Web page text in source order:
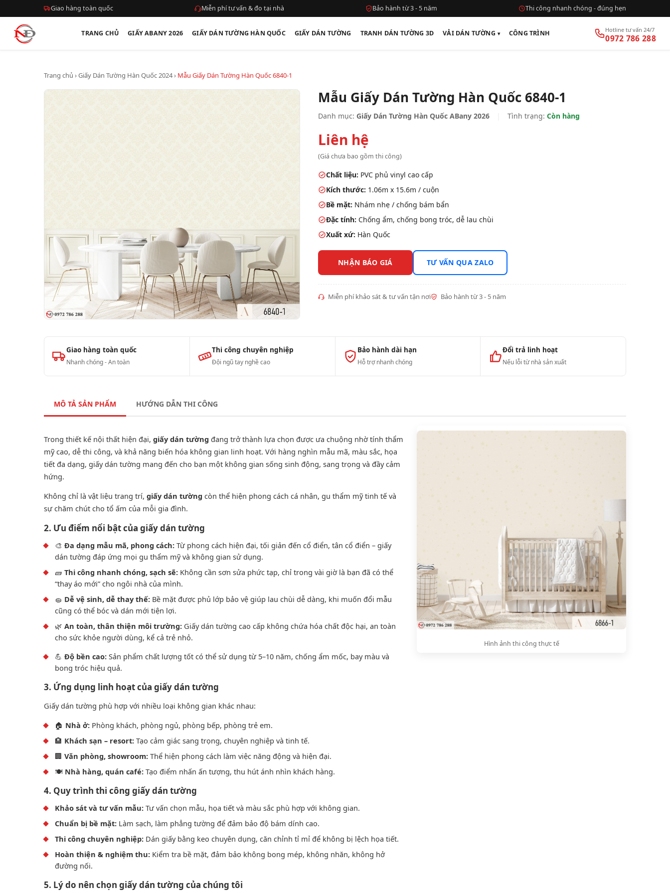
Giao hàng toàn quốc Miễn phí tư vấn & đo tại nhà Bảo hành từ 3 - 5 năm Thi công nhanh chóng - đúng hẹn
TRANG CHỦ GIẤY ABANY 2026 GIẤY DÁN TƯỜNG HÀN QUỐC GIẤY DÁN TƯỜNG TRANH DÁN TƯỜNG 3D VẢI DÁN TƯỜNG CÔNG TRÌNH Hotline tư vấn 24/7
0972 786 288
Trang chủ ›Giấy Dán Tường Hàn Quốc 2024› Mẫu Giấy Dán Tường Hàn Quốc 6840-1
Mẫu Giấy Dán Tường Hàn Quốc 6840-1
Danh mục: Giấy Dán Tường Hàn Quốc ABany 2026 Tình trạng: Còn hàng
Liên hệ
(Giá chưa bao gồm thi công)
Chất liệu: PVC phủ vinyl cao cấp
Kích thước: 1.06m x 15.6m / cuộn
Bề mặt: Nhám nhẹ / chống bám bẩn
Đặc tính: Chống ẩm, chống bong tróc, dễ lau chùi
Xuất xứ: Hàn Quốc
NHẬN BÁO GIÁ TƯ VẤN QUA ZALO
Miễn phí khảo sát & tư vấn tận nơi Bảo hành từ 3 - 5 năm
Giao hàng toàn quốc
Nhanh chóng - An toàn
Thi công chuyên nghiệp
Đội ngũ tay nghề cao
Bảo hành dài hạn
Hỗ trợ nhanh chóng
Đổi trả linh hoạt
Nếu lỗi từ nhà sản xuất
MÔ TẢ SẢN PHẨM HƯỚNG DẪN THI CÔNG
Trong thiết kế nội thất hiện đại, giấy dán tường đang trở thành lựa chọn được ưa chuộng nhờ tính thẩm
mỹ cao, dễ thi công, và khả năng biến hóa không gian linh hoạt. Với hàng nghìn mẫu mã, màu sắc, họa
tiết đa dạng, giấy dán tường mang đến cho bạn một không gian sống sinh động, sang trọng và đầy cảm
hứng.
Không chỉ là vật liệu trang trí, giấy dán tường còn thể hiện phong cách cá nhân, gu thẩm mỹ tinh tế và
sự chăm chút cho tổ ấm của mỗi gia đình.
2. Ưu điểm nổi bật của giấy dán tường
🎨 Đa dạng mẫu mã, phong cách: Từ phong cách hiện đại, tối giản đến cổ điển, tân cổ điển – giấy
dán tường đáp ứng mọi gu thẩm mỹ và không gian sử dụng.
🧱 Thi công nhanh chóng, sạch sẽ: Không cần sơn sửa phức tạp, chỉ trong vài giờ là bạn đã có thể
“thay áo mới” cho ngôi nhà của mình.
🧽 Dễ vệ sinh, dễ thay thế: Bề mặt được phủ lớp bảo vệ giúp lau chùi dễ dàng, khi muốn đổi mẫu
cũng có thể bóc và dán mới tiện lợi.
🌿 An toàn, thân thiện môi trường: Giấy dán tường cao cấp không chứa hóa chất độc hại, an toàn
cho sức khỏe người dùng, kể cả trẻ nhỏ.
💪 Độ bền cao: Sản phẩm chất lượng tốt có thể sử dụng từ 5–10 năm, chống ẩm mốc, bay màu và
bong tróc hiệu quả.
3. Ứng dụng linh hoạt của giấy dán tường
Giấy dán tường phù hợp với nhiều loại không gian khác nhau:
🏠 Nhà ở: Phòng khách, phòng ngủ, phòng bếp, phòng trẻ em.
🏨 Khách sạn – resort: Tạo cảm giác sang trọng, chuyên nghiệp và tinh tế.
🏢 Văn phòng, showroom: Thể hiện phong cách làm việc năng động và hiện đại.
🍽️ Nhà hàng, quán café: Tạo điểm nhấn ấn tượng, thu hút ánh nhìn khách hàng.
4. Quy trình thi công giấy dán tường
Khảo sát và tư vấn mẫu: Tư vấn chọn mẫu, họa tiết và màu sắc phù hợp với không gian.
Chuẩn bị bề mặt: Làm sạch, làm phẳng tường để đảm bảo độ bám dính cao.
Thi công chuyên nghiệp: Dán giấy bằng keo chuyên dụng, căn chỉnh tỉ mỉ để không bị lệch họa tiết.
Hoàn thiện & nghiệm thu: Kiểm tra bề mặt, đảm bảo không bong mép, không nhăn, không hở
đường nối.
5. Lý do nên chọn giấy dán tường của chúng tôi
Hình ảnh thi công thực tế